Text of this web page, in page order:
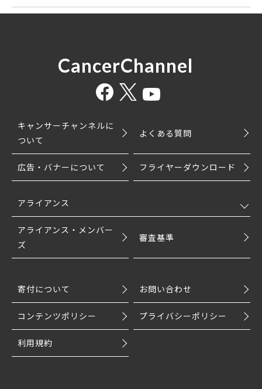
CancerChannel
キャンサーチャンネルに
ついて
よくある質問
広告・バナーについて フライヤーダウンロード
アライアンス
アライアンス・メンバー
ズ
審査基準
寄付について お問い合わせ
コンテンツポリシー プライバシーポリシー
利用規約